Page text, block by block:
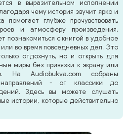
в выразительном исполнении
чему история звучит ярко и
помогает глубже прочувствовать
и атмосферу произведения.
познакомиться с книгой в удобное
во время повседневных дел. Это
отдохнуть, но и открыть для
миры без привязки к экрану или
На Audiobukva.com собраны
направлений - от классики до
Здесь вы можете слушать
истории, которые действительно